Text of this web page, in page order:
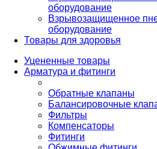
оборудование
Взрывозащищенное
оборудование
Товары для здоровья
Уцененные товары
Арматура и фитинги
Обратные клапаны
Балансировочные
Фильтры
Компенсаторы
Фитинги